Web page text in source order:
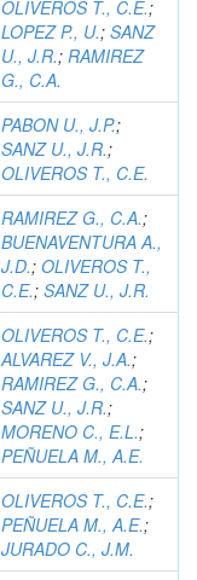
OLIVEROS T., C.E.;
LOPEZ P., U.; SANZ
U., J.R.; RAMIREZ
G., C.A.
PABON U., J.P.;
SANZ U., J.R.;
OLIVEROS T., C.E.
RAMIREZ G., C.A.;
BUENAVENTURA A.,
J.D.; OLIVEROS T.,
C.E.; SANZ U., J.R.
OLIVEROS T., C.E.;
ALVAREZ V., J.A.;
RAMIREZ G., C.A.;
SANZ U., J.R.;
MORENO C., E.L.;
PEÑUELA M., A.E.
OLIVEROS T., C.E.;
PEÑUELA M., A.E.;
JURADO C., J.M.